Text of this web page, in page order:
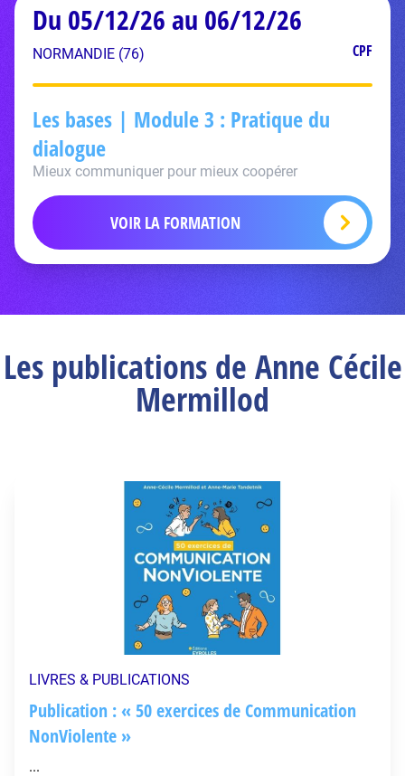
Du 05/12/26 au 06/12/26
NORMANDIE (76) CPF
Les bases | Module 3 : Pratique du
dialogue
Mieux communiquer pour mieux coopérer
VOIR LA FORMATION
Les publications de Anne Cécile
Mermillod
LIVRES & PUBLICATIONS
Publication : « 50 exercices de Communication
NonViolente »
...